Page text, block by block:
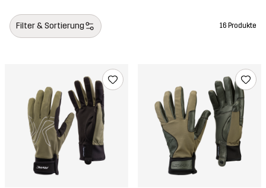
Filter & Sortierung 16 Produkte